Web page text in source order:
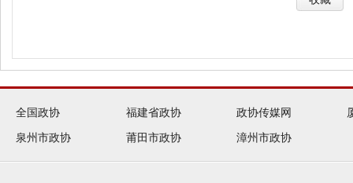
全国政协 福建省政协 政协传媒网
泉州市政协 莆田市政协 漳州市政协